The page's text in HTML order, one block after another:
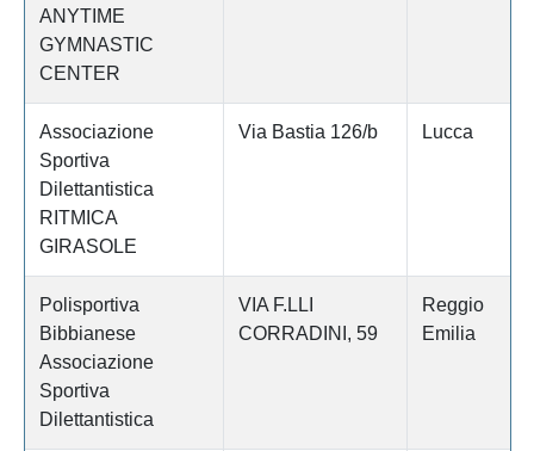
ANYTIME
GYMNASTIC
CENTER
Associazione
Sportiva
Dilettantistica
RITMICA
GIRASOLE
Via Bastia 126/b Lucca
Polisportiva
Bibbianese
Associazione
Sportiva
Dilettantistica
VIA F.LLI
CORRADINI, 59
Reggio
Emilia